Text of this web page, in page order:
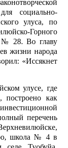
социально-
улуса, по
Горного
№ 28. Во главу
жизни народа
«Иссякнет
улусе, где
как
перечень
школа № 4 в